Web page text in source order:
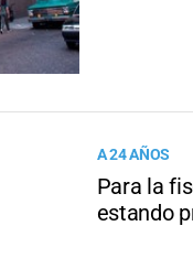
A 24 AÑOS
Para la
estando